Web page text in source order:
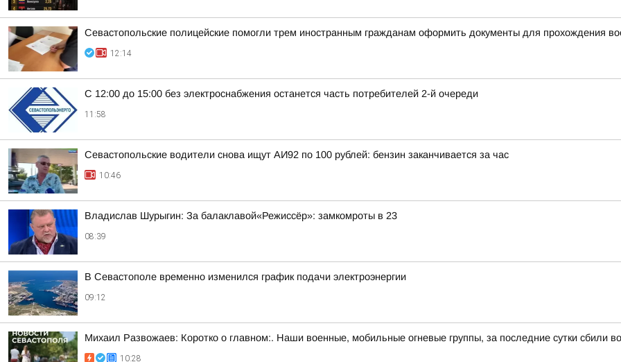
Севастопольские полицейские помогли трем иностранным гражданам оформить документы для прохождения
12:14
С 12:00 до 15:00 без электроснабжения останется часть потребителей 2-й очереди
11:58
Севастопольские водители снова ищут АИ92 по 100 рублей: бензин заканчивается за час
10:46
Владислав Шурыгин: За балаклавой«Режиссёр»: замкомроты в 23
08:39
В Севастополе временно изменился график подачи электроэнергии
09:12
Михаил Развожаев: Коротко о главном:. Наши военные, мобильные огневые группы, за последние сутки сбили
10:28